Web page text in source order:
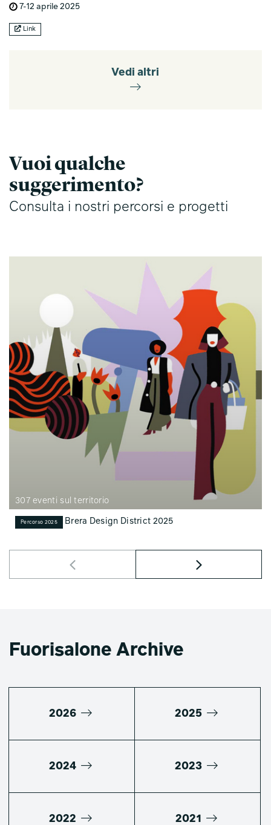
7-12 aprile 2025
Link
Vedi altri
Vuoi qualche
suggerimento?
Consulta i nostri percorsi e progetti
307 eventi sul territorio
Percorso 2025 Brera Design District 2025
Fuorisalone Archive
2026 2025
2024 2023
2022 2021